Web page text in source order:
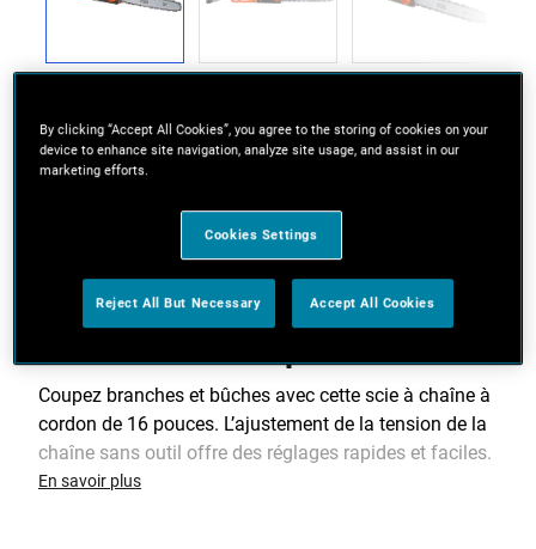
Scie à chaîne à moteur puissant de 12 ampères
Coupez branches et bûches avec cette scie à chaîne à
cordon de 16 pouces. L’ajustement de la tension de la
chaîne sans outil offre des réglages rapides et faciles.
Un guide et chaîne à faible effet de rebond de
En savoir plus
By clicking “Accept All Cookies”, you agree to the storing of cookies on your
device to enhance site navigation, analyze site usage, and assist in our
marketing efforts.
Cookies Settings
Reject All But Necessary Accept All Cookies